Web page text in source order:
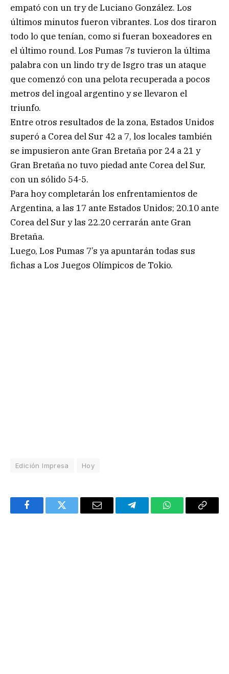
empató con un try de Luciano González. Los
últimos minutos fueron vibrantes. Los dos tiraron
todo lo que tenían, como si fueran boxeadores en
el último round. Los Pumas 7s tuvieron la última
palabra con un lindo try de Isgro tras un ataque
que comenzó con una pelota recuperada a pocos
metros del ingoal argentino y se llevaron el
triunfo.
Entre otros resultados de la zona, Estados Unidos
superó a Corea del Sur 42 a 7, los locales también
se impusieron ante Gran Bretaña por 24 a 21 y
Gran Bretaña no tuvo piedad ante Corea del Sur,
con un sólido 54-5.
Para hoy completarán los enfrentamientos de
Argentina, a las 17 ante Estados Unidos; 20.10 ante
Corea del Sur y las 22.20 cerrarán ante Gran
Bretaña.
Luego, Los Pumas 7’s ya apuntarán todas sus
fichas a Los Juegos Olímpicos de Tokio.
Edición Impresa Hoy
FacebookTwitter Email TelegramWhatsAppCopy